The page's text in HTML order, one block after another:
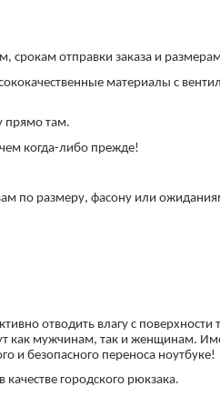
срокам отправки заказа и
материалы с
прямо там.
когда-либо прежде!
по размеру, фасону или
отводить влагу с
как мужчинам, так и женщинам.
и безопасного переноса ноутбуке!
городского рюкзака.